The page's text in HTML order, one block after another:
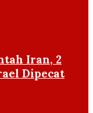
Iran, 2
Dipecat